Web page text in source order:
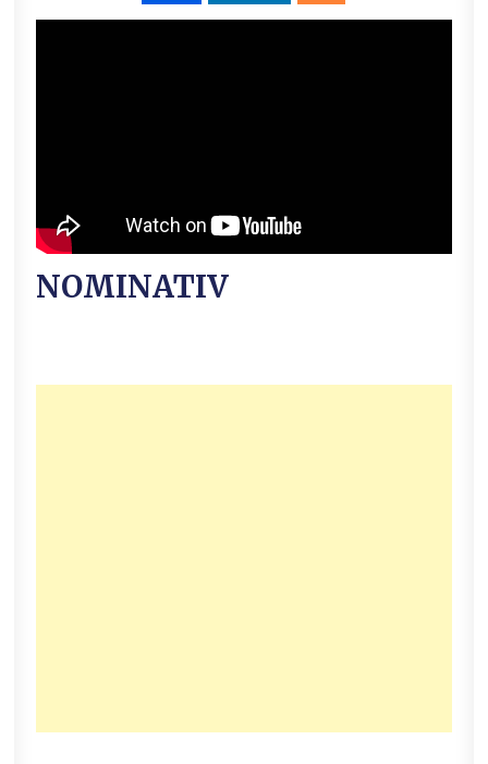
NOMINATIV